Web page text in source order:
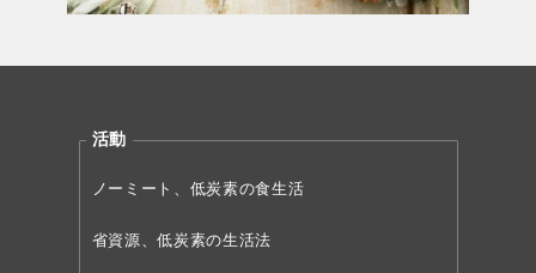
活動
ノーミート、低炭素の食生活
省資源、低炭素の生活法